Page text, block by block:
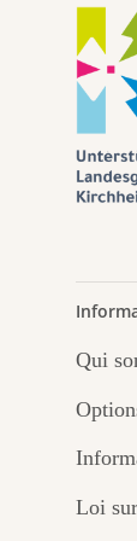
Qui
Loi